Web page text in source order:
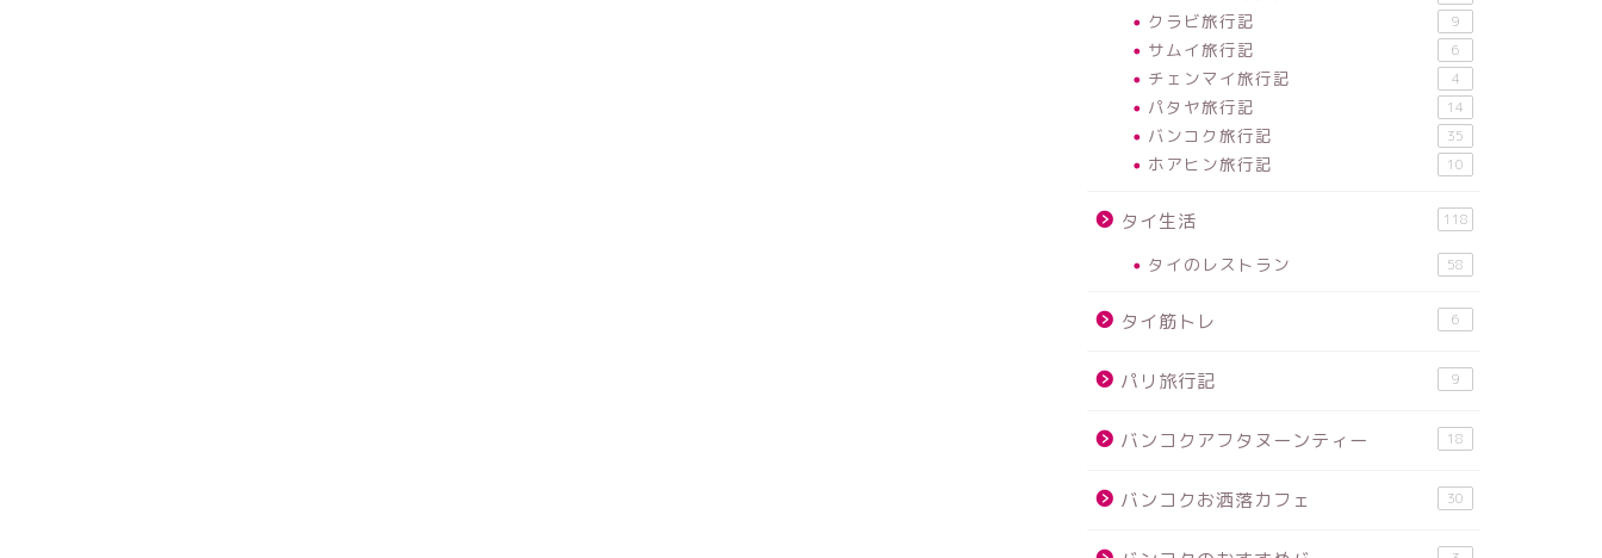
クラビ旅行記 9
サムイ旅行記 6
チェンマイ旅行記 4
パタヤ旅行記 14
バンコク旅行記 35
ホアヒン旅行記 10
タイ生活 118
タイのレストラン 58
タイ筋トレ 6
パリ旅行記 9
バンコクアフタヌーンティー 18
バンコクお洒落カフェ 30